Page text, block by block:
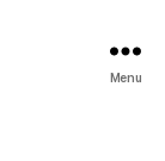
Menu